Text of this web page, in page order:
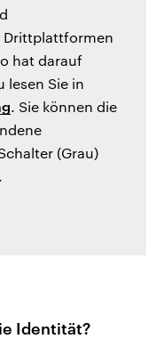
Drittplattformen
hat darauf
lesen Sie in
. Sie können die
(Grau)
Identität?